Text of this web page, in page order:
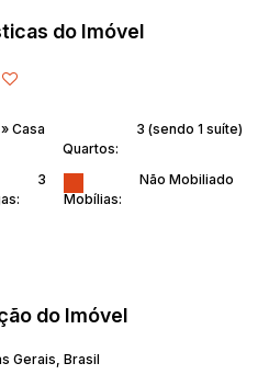
do Imóvel
» Casa
Quartos:
3 (sendo 1 suíte)
3
Mobílias:
Não Mobiliado
do Imóvel
Gerais Brasil